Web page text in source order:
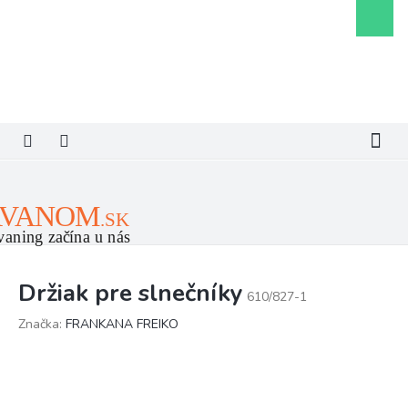
košík
Držiak pre slnečníky 610/827-1
Značka: FRANKANA FREIKO